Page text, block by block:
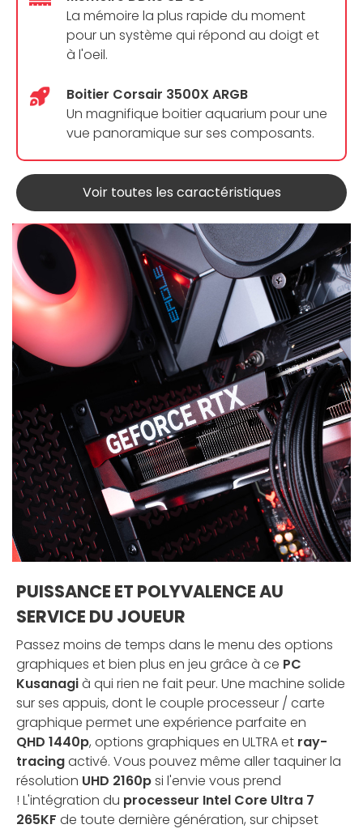
La mémoire la plus rapide du moment
pour un système qui répond au doigt et
à l'oeil.
Boitier Corsair 3500X ARGB
Un magnifique boitier aquarium pour une
vue panoramique sur ses composants.
Voir toutes les caractéristiques
PUISSANCE ET POLYVALENCE AU
SERVICE DU JOUEUR
Passez moins de temps dans le menu des options
graphiques et bien plus en jeu grâce à ce PC
Kusanagià qui rien ne fait peur. Une machine solide
sur ses appuis, dont le couple processeur / carte
graphique permet une expérience parfaite en
QHD 1440p, options graphiques en ULTRA et ray-
tracingactivé. Vous pouvez même aller taquiner la
résolution UHD 2160psi l'envie vous prend
! L'intégration du processeur Intel Core Ultra 7
265KF de toute dernière génération, sur chipset